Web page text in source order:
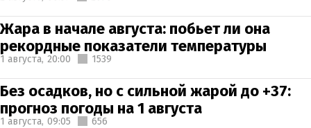
Жара в начале августа: побьет ли она
рекордные показатели температуры
1 августа, 20:00 1539
Без осадков, но с сильной жарой до +37:
прогноз погоды на 1 августа
1 августа, 09:05 656